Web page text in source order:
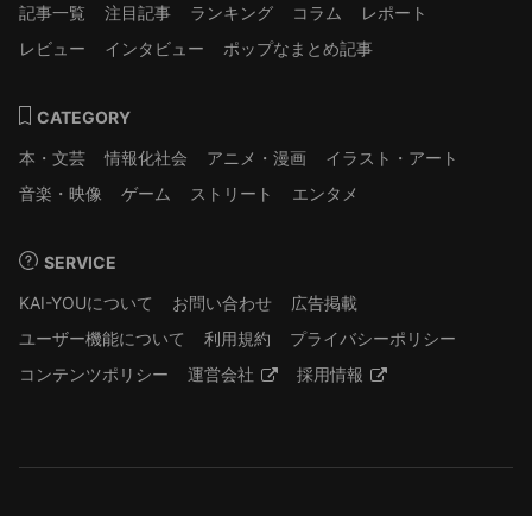
記事一覧
注目記事 ランキング コラム
レポート
レビュー
インタビュー ポップなまとめ記事
CATEGORY
本・文芸
情報化社会 アニメ・漫画
イラスト・アート
音楽・映像
ゲーム ストリート エンタメ
SERVICE
KAI-YOUについて
お問い合わせ
広告掲載
ユーザー機能について
利用規約
プライバシーポリシー
コンテンツポリシー
運営会社 採用情報